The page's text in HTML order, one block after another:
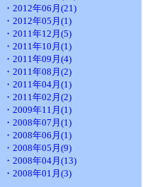
・2012年06月(21)
・2012年05月(1)
・2011年12月(5)
・2011年10月(1)
・2011年09月(4)
・2011年08月(2)
・2011年04月(1)
・2011年02月(2)
・2009年11月(1)
・2008年07月(1)
・2008年06月(1)
・2008年05月(9)
・2008年04月(13)
・2008年01月(3)